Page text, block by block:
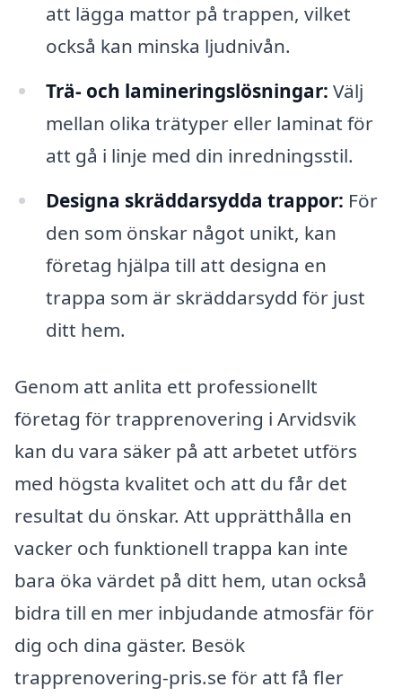
att lägga mattor på trappen, vilket
också kan minska ljudnivån.
Trä- och lamineringslösningar: Välj
mellan olika trätyper eller laminat för
att gå i linje med din inredningsstil.
Designa skräddarsydda trappor: För
den som önskar något unikt, kan
företag hjälpa till att designa en
trappa som är skräddarsydd för just
ditt hem.
Genom att anlita ett professionellt
företag för trapprenovering i Arvidsvik
kan du vara säker på att arbetet utförs
med högsta kvalitet och att du får det
resultat du önskar. Att upprätthålla en
vacker och funktionell trappa kan inte
bara öka värdet på ditt hem, utan också
bidra till en mer inbjudande atmosfär för
dig och dina gäster. Besök
trapprenovering-pris.se för att få fler